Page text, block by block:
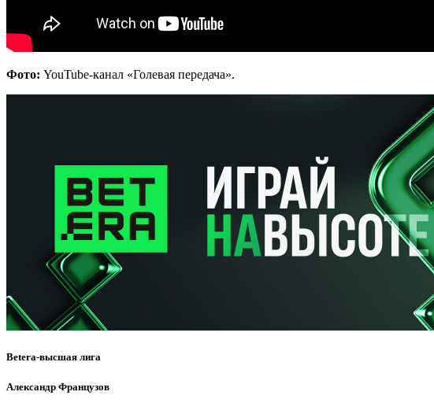
Фото: YouTube-канал «Голевая передача».
Betera-высшая лига
Александр Французов